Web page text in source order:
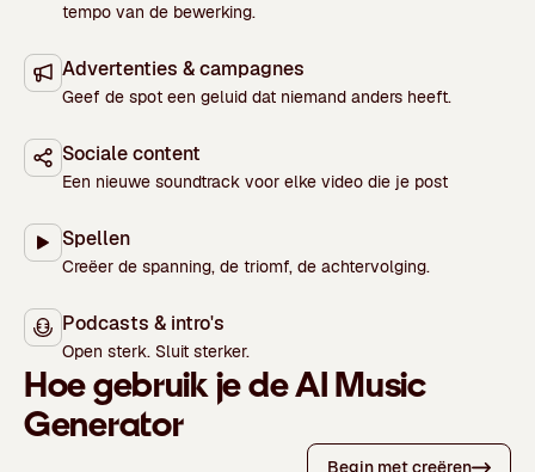
tempo van de bewerking.
Advertenties & campagnes
Geef de spot een geluid dat niemand anders heeft.
Sociale content
Een nieuwe soundtrack voor elke video die je post
Spellen
Creëer de spanning, de triomf, de achtervolging.
Podcasts & intro's
Open sterk. Sluit sterker.
Hoe gebruik je de AI Music
Generator
Begin met creëren